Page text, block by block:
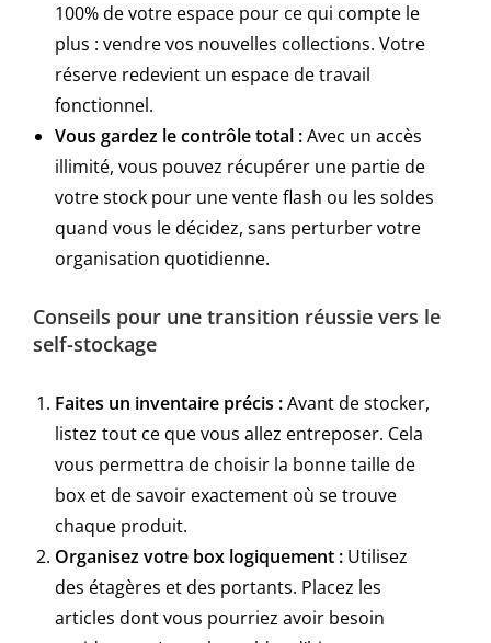
100% de votre espace pour ce qui compte le
plus : vendre vos nouvelles collections. Votre
réserve redevient un espace de travail
fonctionnel.
Vous gardez le contrôle total :Avec un accès
illimité, vous pouvez récupérer une partie de
votre stock pour une vente flash ou les soldes
quand vous le décidez, sans perturber votre
organisation quotidienne.
Conseils pour une transition réussie vers le
self-stockage
Faites un inventaire précis :Avant de stocker,
listez tout ce que vous allez entreposer. Cela
vous permettra de choisir la bonne taille de
box et de savoir exactement où se trouve
chaque produit.
Organisez votre box logiquement : Utilisez
des étagères et des portants. Placez les
articles dont vous pourriez avoir besoin